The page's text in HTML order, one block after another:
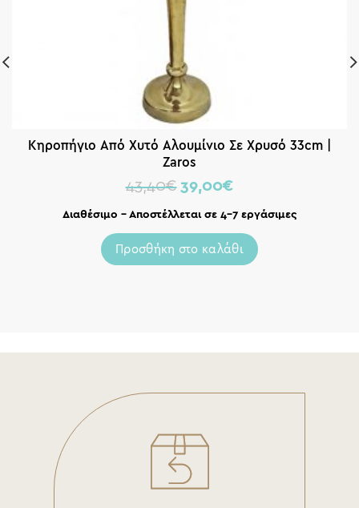
Κηροπήγιο Από Χυτό Αλουμίνιο Σε Χρυσό 33cm |
Zaros
43,40€ 39,00€
Διαθέσιμο – Αποστέλλεται σε 4-7 εργάσιμες
Προσθήκη στο καλάθι